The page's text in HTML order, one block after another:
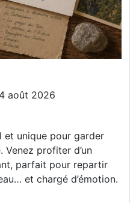
août 2026
et unique pour garder
profiter d’un
parfait pour repartir
et chargé d’émotion.